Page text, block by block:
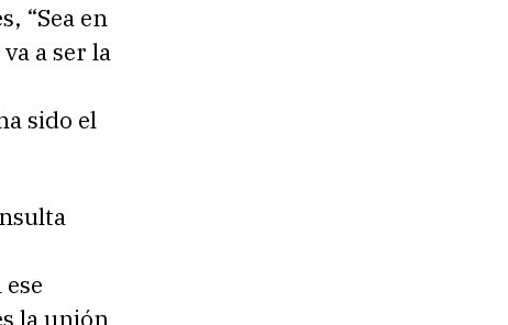
“Sea en
a ser la
sido el
la unión